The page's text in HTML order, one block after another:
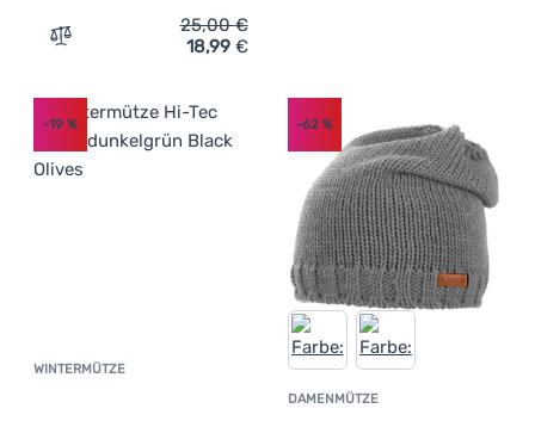
Zum Vergleich 'Wintermütze Columbia City Trek™
25,00€
18,99 €
WINTERMÜTZE Kundenbewertung
-19 %
DAMENMÜTZE
-62%